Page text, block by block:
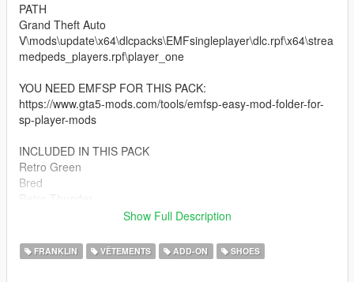
PATH
Grand Theft Auto
V\mods\update\x64\dlcpacks\EMFsingleplayer\dlc.rpf\x64\strea
medpeds_players.rpf\player_one
YOU NEED EMFSP FOR THIS PACK:
https://www.gta5-mods.com/tools/emfsp-easy-mod-folder-for-
sp-player-mods
INCLUDED IN THIS PACK
Retro Green
Bred
Retro Lightning
Black Cat
Show Full Description
FRANKLIN VÊTEMENTS ADD-ON SHOES